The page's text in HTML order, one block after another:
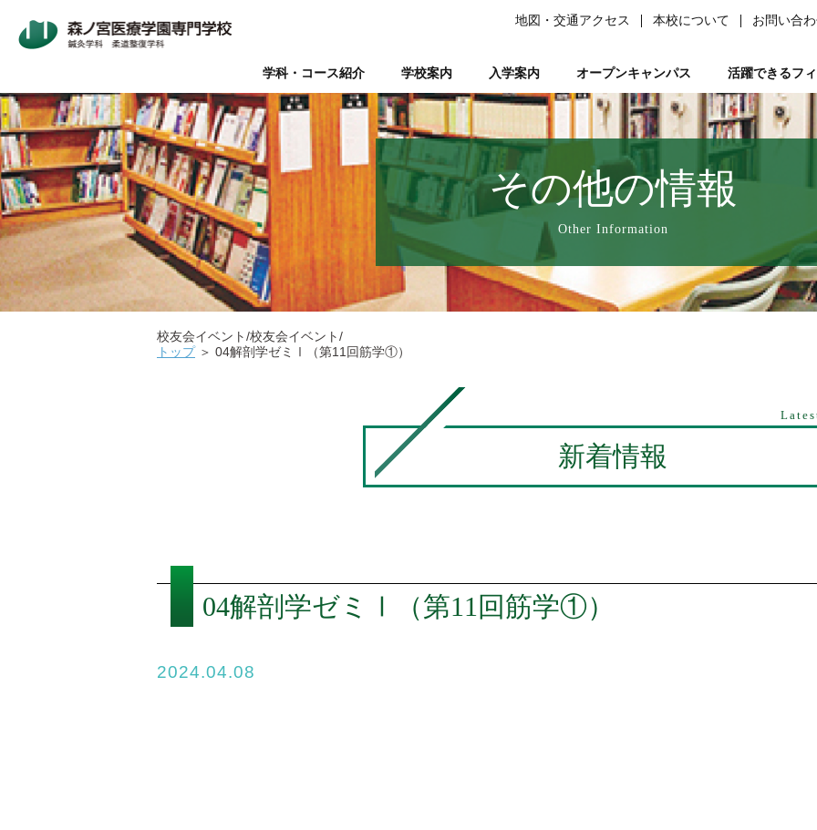
地図・交通アクセス 本校について お問い合
学科・コース紹介
Wライセンス制度（鍼灸師+柔道整復師） 鍼灸学科 柔道整復学科 柔整トレーナ
学校案内
本校について 『臨床の森ノ宮』と呼ばれる理由 校長あいさつ 鍼灸学科 講師紹
データで見る森ノ宮 動画で知る森ノ宮 森ノ宮の医療×スポーツ スポーツ臨床セ
医療の総合学園 【森ノ宮医療学園】のご紹介 はりきゅう
入学案内
入学案内 AO入試 スポーツ特別AO入試 柔道特別AO入試 公募推薦入試
社会人推薦入試 医療人入試 在校生・卒業生入試 学費・奨学金
オープンキャンパス
オープンキャンパス 平日ミニオープンキャンパス AO入試対策講座
活躍できるフ
鍼灸師とは 美容鍼とは 柔道整復師とは スポーツトレーナーとは 柔道
柔道整復師と理学療法士の違い 女性必見！一緒にめざそモリジョ。
在校生・卒業生の声 学生サポート 学習サポート【学びを支える】 国試サポー
キャリアサポート【就職・開業を支える】 卒業後のサポート【卒業後の活躍を支える】
学生のための保育園【みどりの風保育園】
Wライセンス制度 パーソナルトレーナー資格取得講座 アロマコーディネーター資格取
新着情報 Q&A（よくある質問） 研究活動 フリー冊子【ここ＋から(PLUS)】
情報の公表 関係団体ページ お問い合わせ
その他の情報
Other Information
校友会イベント/校友会イベント/
トップ＞ 04解剖学ゼミⅠ（第11回筋学①）
新着情報
04解剖学ゼミⅠ（第11回筋学①）
2024.04.08